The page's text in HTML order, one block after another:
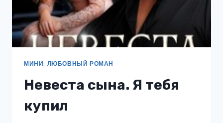
МИНИ: ЛЮБОВНЫЙ РОМАН
Невеста сына. Я тебя
купил